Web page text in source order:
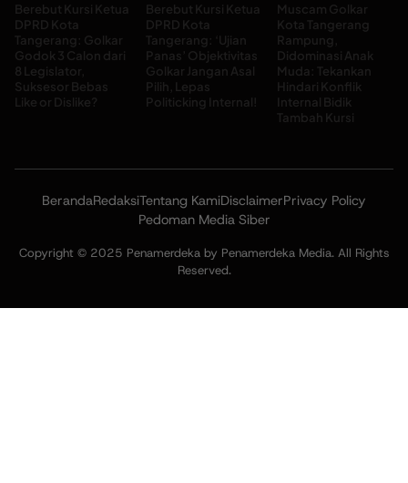
Berebut Kursi Ketua
DPRD Kota
Tangerang: Golkar
Godok 3 Calon dari
8 Legislator,
Suksesor Bebas
Like or Dislike?
Berebut Kursi Ketua
DPRD Kota
Tangerang: ‘Ujian
Panas’ Objektivitas
Golkar Jangan Asal
Pilih, Lepas
Politicking Internal!
Muscam Golkar
Kota Tangerang
Rampung,
Didominasi Anak
Muda: Tekankan
Hindari Konflik
Internal Bidik
Tambah Kursi
BerandaRedaksiTentang KamiDisclaimerPrivacy Policy
Pedoman Media Siber
Copyright © 2025 Penamerdeka by Penamerdeka Media. All Rights
Reserved.